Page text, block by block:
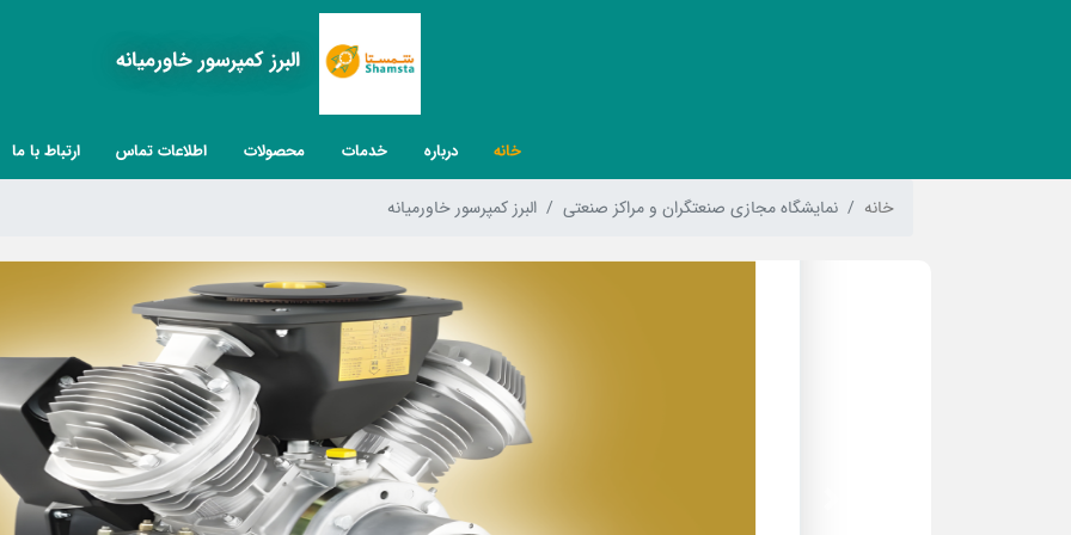
البرز کمپرسور خاورمیانه
خانه درباره خدمات محصولات اطلاعات تماس ارتباط با ما
خانه نمایشگاه مجازی صنعتگران و مراکز صنعتی البرز کمپرسور خاورمیانه